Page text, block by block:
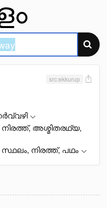
src:ekkurup
അശ്മിതരഥ്യ,
നിരത്ത്, പഥം